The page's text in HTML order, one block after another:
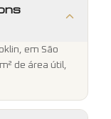
em São
de área útil,